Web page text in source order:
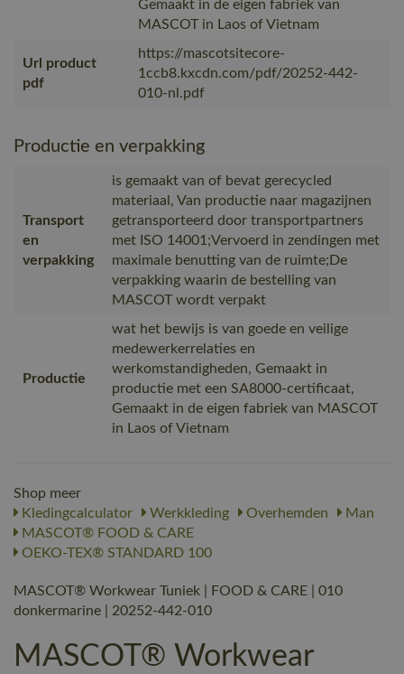
Gemaakt in de eigen fabriek van
MASCOT in Laos of Vietnam
Url product
pdf
https://mascotsitecore-
1ccb8.kxcdn.com/pdf/20252-442-
010-nl.pdf
Productie en verpakking
Transport
en
verpakking
is gemaakt van of bevat gerecycled
materiaal, Van productie naar magazijnen
getransporteerd door transportpartners
met ISO 14001;Vervoerd in zendingen met
maximale benutting van de ruimte;De
verpakking waarin de bestelling van
MASCOT wordt verpakt
Productie
wat het bewijs is van goede en veilige
medewerkerrelaties en
werkomstandigheden, Gemaakt in
productie met een SA8000-certificaat,
Gemaakt in de eigen fabriek van MASCOT
in Laos of Vietnam
Shop meer
Kledingcalculator
Werkkleding Overhemden
Man
MASCOT® FOOD & CARE
OEKO-TEX® STANDARD 100
MASCOT® Workwear Tuniek | FOOD & CARE | 010
donkermarine | 20252-442-010
MASCOT® Workwear